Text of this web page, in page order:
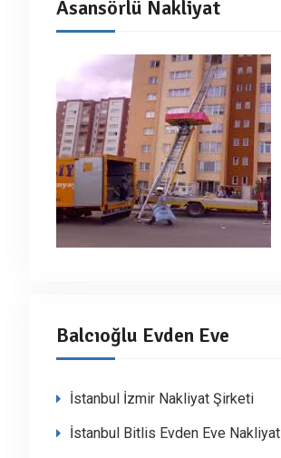
Asansörlü Nakliyat
Balcıoğlu Evden Eve
İstanbul İzmir Nakliyat Şirketi
İstanbul Bitlis Evden Eve Nakliyat